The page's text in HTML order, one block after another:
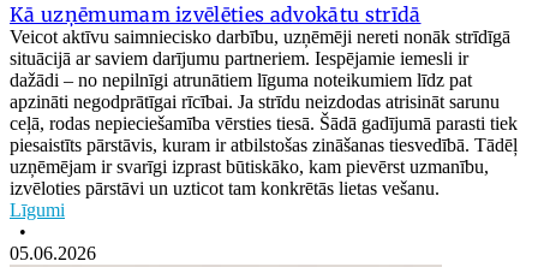
Kā uzņēmumam izvēlēties advokātu strīdā
Veicot aktīvu saimniecisko darbību, uzņēmēji nereti nonāk strīdīgā
situācijā ar saviem darījumu partneriem. Iespējamie iemesli ir
dažādi – no nepilnīgi atrunātiem līguma noteikumiem līdz pat
apzināti negodprātīgai rīcībai. Ja strīdu neizdodas atrisināt sarunu
ceļā, rodas nepieciešamība vērsties tiesā. Šādā gadījumā parasti tiek
piesaistīts pārstāvis, kuram ir atbilstošas zināšanas tiesvedībā. Tādēļ
uzņēmējam ir svarīgi izprast būtiskāko, kam pievērst uzmanību,
izvēloties pārstāvi un uzticot tam konkrētās lietas vešanu.
Līgumi
•
05.06.2026